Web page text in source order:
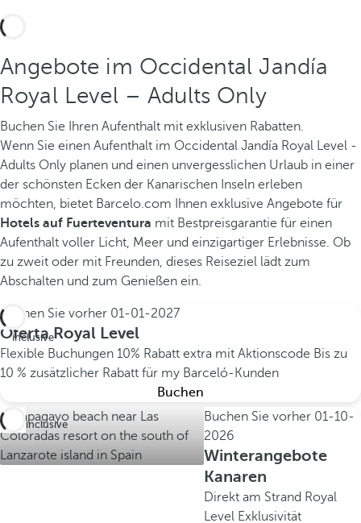
Angebote im Occidental Jandía
Royal Level – Adults Only
Buchen Sie Ihren Aufenthalt mit exklusiven Rabatten.
Wenn Sie einen Aufenthalt im Occidental Jandía Royal Level -
Adults Only planen und einen unvergesslichen Urlaub in einer
der schönsten Ecken der Kanarischen Inseln erleben
möchten, bietet Barcelo.com Ihnen exklusive Angebote für
Hotels auf Fuerteventura mit Bestpreisgarantie für einen
Aufenthalt voller Licht, Meer und einzigartiger Erlebnisse. Ob
zu zweit oder mit Freunden, dieses Reiseziel lädt zum
Abschalten und zum Genießen ein.
inclusive
Buchen Sie vorher 01-01-2027
Oferta Royal Level
Flexible Buchungen 10% Rabatt extra mit Aktionscode Bis zu
10 % zusätzlicher Rabatt für my Barceló-Kunden
Buchen
All inclusive
Buchen Sie vorher 01-10-
2026
Winterangebote
Kanaren
Direkt am Strand Royal
Level Exklusivität